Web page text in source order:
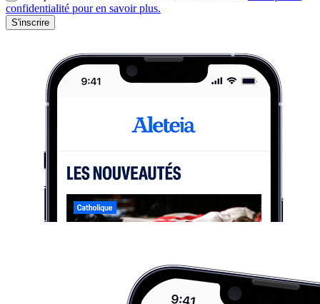
confidentialité pour en savoir plus.
S'inscrire